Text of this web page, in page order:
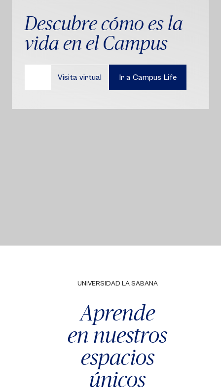
Descubre cómo es la
vida en el Campus
Visita virtual Ir a Campus Life
UNIVERSIDAD LA SABANA
Aprende
en nuestros
espacios
únicos